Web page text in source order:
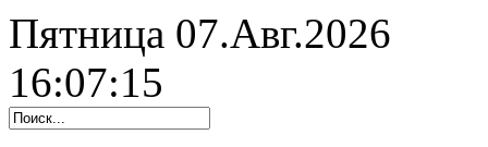
Пятница 07.Авг.2026
16:07:16